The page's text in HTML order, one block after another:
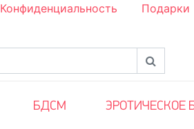
Конфиденциальность Подарки
БДСМ ЭРОТИЧЕСКОЕ